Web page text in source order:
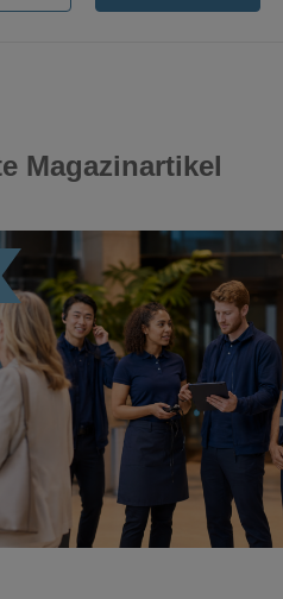
Magazinartikel
Loading...